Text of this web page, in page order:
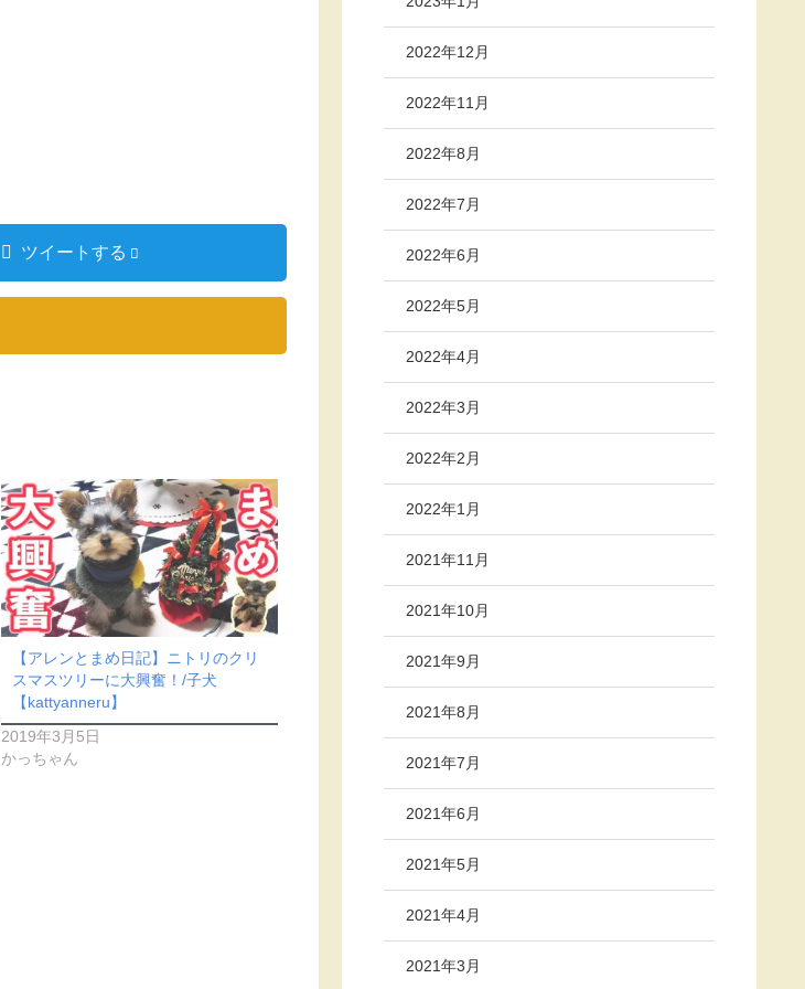
ツイートする
【アレンとまめ日記】ニトリのクリ
スマスツリーに大興奮！/子犬
【kattyanneru】
2019年3月5日
かっちゃん
2022年12月
2022年11月
2022年8月
2022年7月
2022年6月
2022年5月
2022年4月
2022年3月
2022年2月
2022年1月
2021年11月
2021年10月
2021年9月
2021年8月
2021年7月
2021年6月
2021年5月
2021年4月
2021年3月